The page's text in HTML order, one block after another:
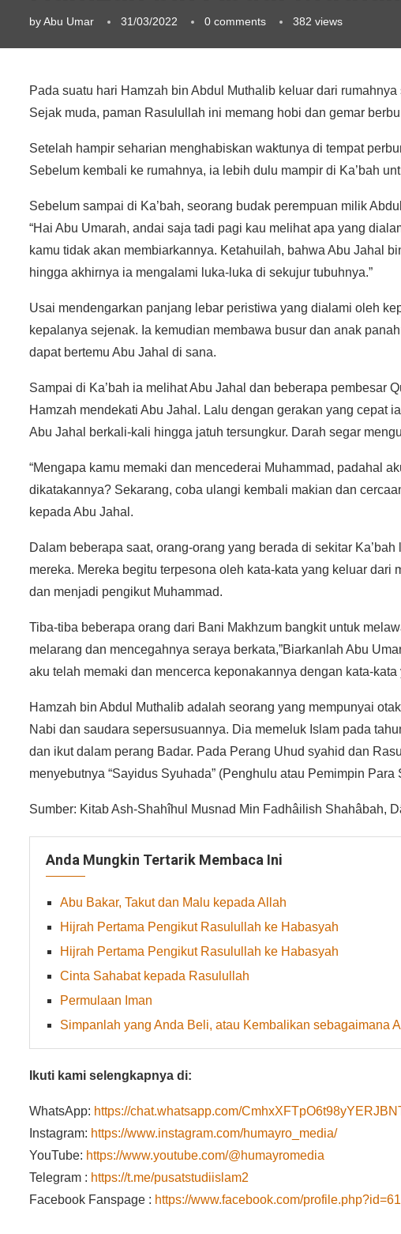
byAbu Umar 31/03/2022 0 comments 382 views
Pada suatu hari Hamzah bin Abdul Muthalib keluar dari
Sejak muda, paman Rasulullah ini memang hobi dan gemar
Setelah hampir seharian menghabiskan waktunya di tempat
Sebelum kembali ke rumahnya, ia lebih dulu mampir di Ka’bah
Sebelum sampai di Ka’bah, seorang budak perempuan milik
“Hai Abu Umarah, andai saja tadi pagi kau melihat apa yang
kamu tidak akan membiarkannya. Ketahuilah, bahwa Abu Jahal
hingga akhirnya ia mengalami luka-luka di sekujur tubuhnya.”
Usai mendengarkan panjang lebar peristiwa yang dialami oleh
kepalanya sejenak. Ia kemudian membawa busur dan anak
dapat bertemu Abu Jahal di sana.
Sampai di Ka’bah ia melihat Abu Jahal dan beberapa pembesar
Hamzah mendekati Abu Jahal. Lalu dengan gerakan yang cepat
Abu Jahal berkali-kali hingga jatuh tersungkur. Darah segar
“Mengapa kamu memaki dan mencederai Muhammad, padahal
dikatakannya? Sekarang, coba ulangi kembali makian dan
kepada Abu Jahal.
Dalam beberapa saat, orang-orang yang berada di sekitar
mereka. Mereka begitu terpesona oleh kata-kata yang keluar
dan menjadi pengikut Muhammad.
Tiba-tiba beberapa orang dari Bani Makhzum bangkit untuk
melarang dan mencegahnya seraya berkata,”Biarkanlah Abu
aku telah memaki dan mencerca keponakannya dengan kata-kata
Hamzah bin Abdul Muthalib adalah seorang yang mempunyai
Nabi dan saudara sepersusuannya. Dia memeluk Islam pada
dan ikut dalam perang Badar. Pada Perang Uhud syahid dan
menyebutnya “Sayidus Syuhada” (Penghulu atau Pemimpin Para
Sumber: Kitab Ash-Shahîhul Musnad Min Fadhâilish Shahâbah,
Anda Mungkin Tertarik Membaca Ini
Abu Bakar, Takut dan Malu kepada Allah
Hijrah Pertama Pengikut Rasulullah ke Habasyah
Hijrah Pertama Pengikut Rasulullah ke Habasyah
Cinta Sahabat kepada Rasulullah
Permulaan Iman
Simpanlah yang Anda Beli, atau Kembalikan sebagaimana
Ikuti kami selengkapnya di:
WhatsApp: https://chat.whatsapp.com/
Instagram: https://www.instagram.com/humayro_media/
YouTube: https://www.youtube.com/@humayromedia
Telegram : https://t.me/pusatstudiislam2
Facebook Fanspage : https://www.facebook.com/